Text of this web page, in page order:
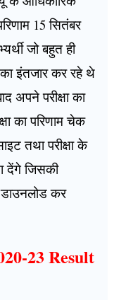
15 सितंबर
जो बहुत ही
का इंतजार कर रहे थे
अपने परीक्षा का
का परिणाम चेक
तथा परीक्षा के
देंगे जिसकी
कर
23 Result